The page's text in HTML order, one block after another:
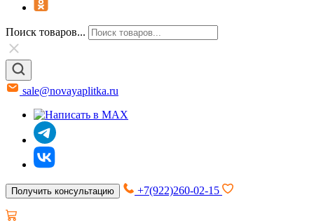
Поиск товаров...
sale@novayaplitka.ru
Получить консультацию +7(922)260-02-15